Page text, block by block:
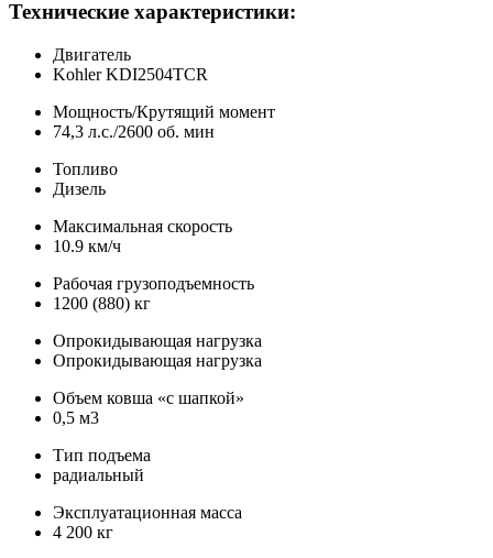
Технические характеристики:
Двигатель
Kohler KDI2504TCR
Мощность/Крутящий момент
74,3 л.с./2600 об. мин
Топливо
Дизель
Максимальная скорость
10.9 км/ч
Рабочая грузоподъемность
1200 (880) кг
Опрокидывающая нагрузка
Опрокидывающая нагрузка
Объем ковша «с шапкой»
0,5 м3
Тип подъема
радиальный
Эксплуатационная масса
4 200 кг